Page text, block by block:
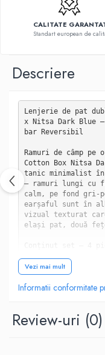
CALITATE
Standart european de
Descriere
Lenjerie de pat
x Nitsa Dark Blue
bar Reversibil
Ramuri de câmp
Cotton Box Nitsa
tanic minimalist
— ramuri lungi cu
calm, pe fond gri-
earșaful sunt în
vizual texturat
elași pat, două
• Cearșaf de pat:
• 2 fețe de pernă:
• Grosime material:
• Greutate totală:
Vezi mai mult
Informatii conformitate
Review-uri (0)